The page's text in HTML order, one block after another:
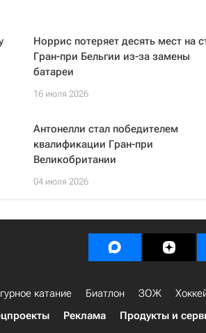
Норрис потеряет десять мест на
Гран-при Бельгии из-за замены
батареи
16 июля 2026
Антонелли стал победителем
квалификации Гран-при
Великобритании
04 июля 2026
катание Биатлон ЗОЖ
Реклама Продукты и